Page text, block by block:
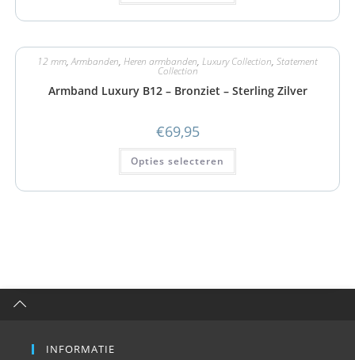
12 mm,Armbanden, Heren armbanden, Luxury Collection, Statement
Collection
Armband Luxury B12 – Bronziet – Sterling Zilver
€69,95
Opties selecteren
INFORMATIE